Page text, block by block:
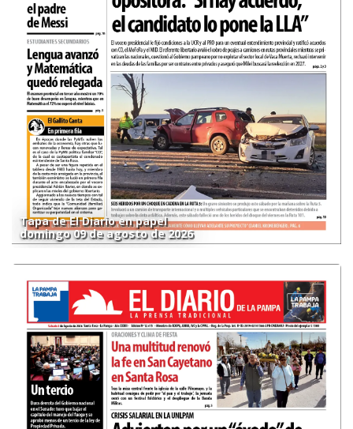
Tapa de El Diario en papel
domingo 09 de agosto de 2026